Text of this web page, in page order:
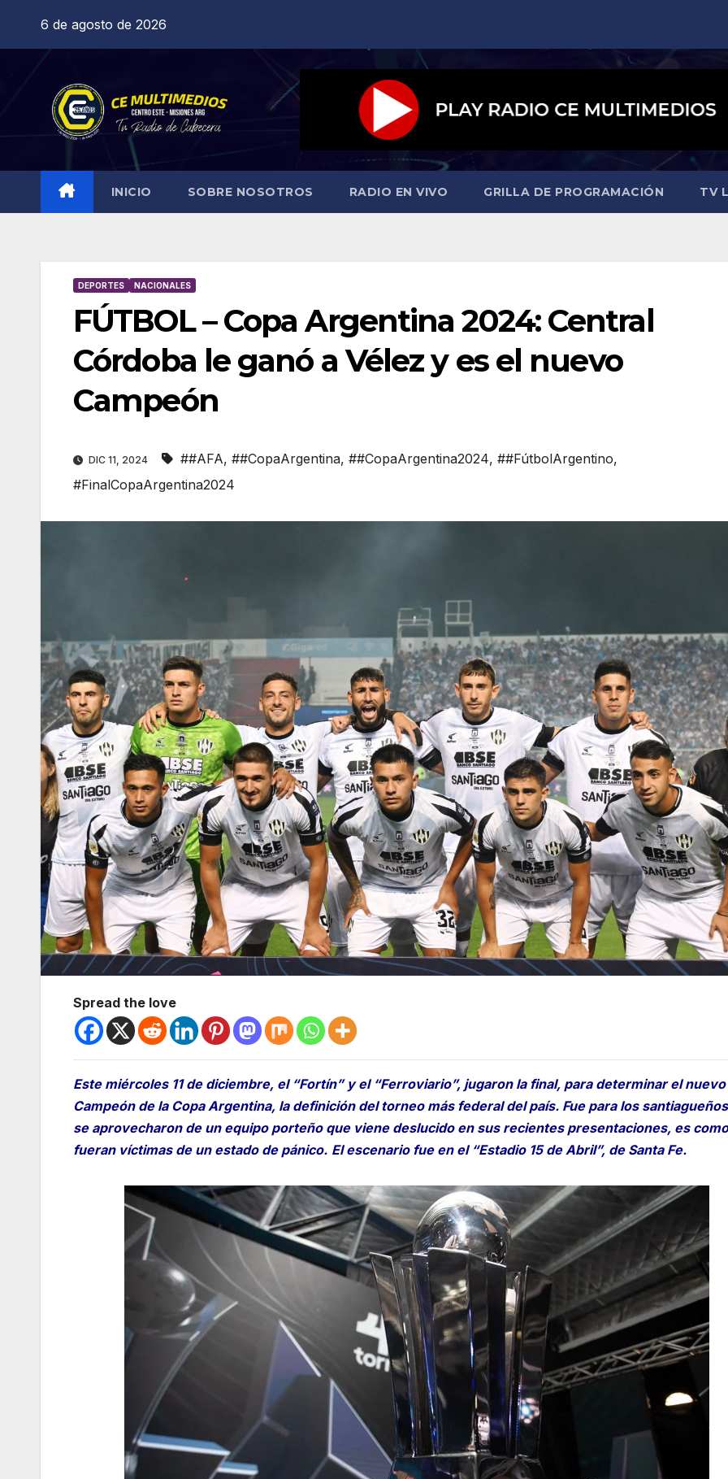
6 de agosto de 2026
INICIO SOBRE NOSOTROS RADIO EN VIVO GRILLA DE PROGRAMACIÓN TV
DEPORTES NACIONALES
FÚTBOL – Copa Argentina 2024: Central
Córdoba le ganó a Vélez y es el nuevo
Campeón
DIC 11, 2024 ##AFA, ##CopaArgentina, ##CopaArgentina2024, ##FútbolArgentino,
#FinalCopaArgentina2024
Spread the love
Este miércoles 11 de diciembre, el “Fortín” y el “Ferroviario”, jugaron la final, para determinar el nuevo
Campeón de la Copa Argentina, la definición del torneo más federal del país. Fue para los
se aprovecharon de un equipo porteño que viene deslucido en sus recientes presentaciones, es
fueran víctimas de un estado de pánico. El escenario fue en el “Estadio 15 de Abril”, de Santa Fe.